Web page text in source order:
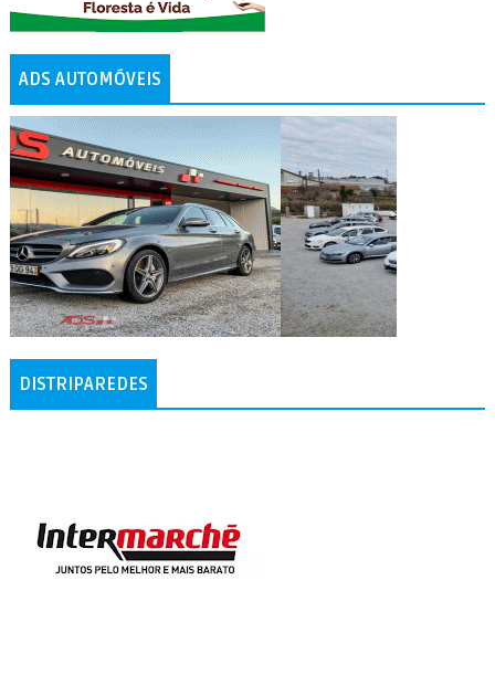
ADS AUTOMÓVEIS
DISTRIPAREDES